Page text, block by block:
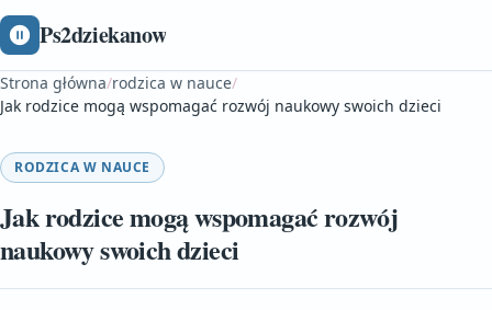
Ps2dziekanow
Strona główna/rodzica w nauce/
Jak rodzice mogą wspomagać rozwój naukowy swoich dzieci
RODZICA W NAUCE
Jak rodzice mogą wspomagać rozwój
naukowy swoich dzieci